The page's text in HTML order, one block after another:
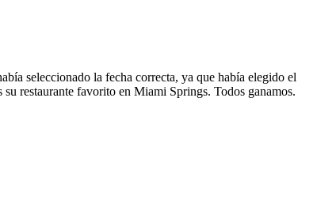
seleccionado la fecha correcta, ya que había elegido el
restaurante favorito en Miami Springs. Todos ganamos.